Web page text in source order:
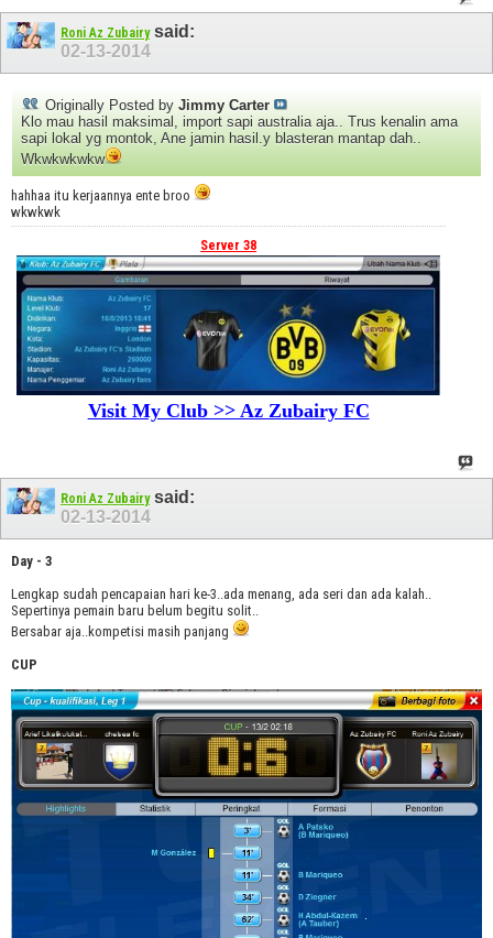
Roni Az Zubairysaid:
02-13-2014
Originally Posted by Jimmy Carter
Klo mau hasil maksimal, import sapi australia aja.. Trus kenalin ama
sapi lokal yg montok, Ane jamin hasil.y blasteran mantap dah..
Wkwkwkwkw
hahhaa itu kerjaannya ente broo
wkwkwk
Server 38
Visit My Club >> Az Zubairy FC
Roni Az Zubairysaid:
02-13-2014
Day - 3
Lengkap sudah pencapaian hari ke-3..ada menang, ada seri dan ada kalah..
Sepertinya pemain baru belum begitu solit..
Bersabar aja..kompetisi masih panjang
CUP